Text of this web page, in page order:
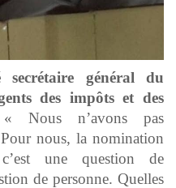
secrétaire général du
des impôts et des
Nous n’avons pas
nous, la nomination
une question de
de personne. Quelles